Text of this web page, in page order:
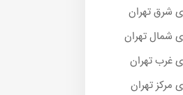
شرق تهران
شمال تهران
غرب تهران
مرکز تهران